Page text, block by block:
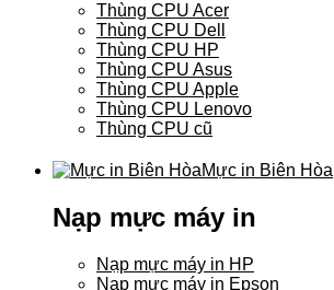
Thùng CPU Acer
Thùng CPU Dell
Thùng CPU HP
Thùng CPU Asus
Thùng CPU Apple
Thùng CPU Lenovo
Thùng CPU cũ
Mực in Biên Hòa
Nạp mực máy in
Nạp mực máy in HP
Nạp mực máy in Epson